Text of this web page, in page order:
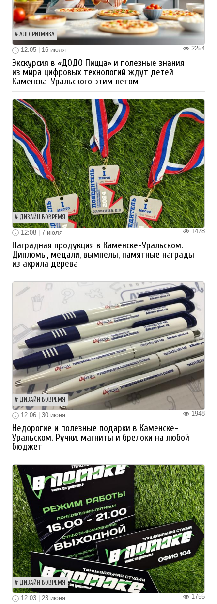
АЛГОРИТМИКА
2254
12:05 | 16 июля
Экскурсия в «ДОДО Пицца» и полезные знания
из мира цифровых технологий ждут детей
Каменска-Уральского этим летом
ДИЗАЙН ВОВРЕМЯ
1478
12:08 | 7 июля
Наградная продукция в Каменске-Уральском.
Дипломы, медали, вымпелы, памятные награды
из акрила дерева
ДИЗАЙН ВОВРЕМЯ
1948
12:06 | 30 июня
Недорогие и полезные подарки в Каменске-
Уральском. Ручки, магниты и брелоки на любой
бюджет
ДИЗАЙН ВОВРЕМЯ
1755
12:03 | 23 июня